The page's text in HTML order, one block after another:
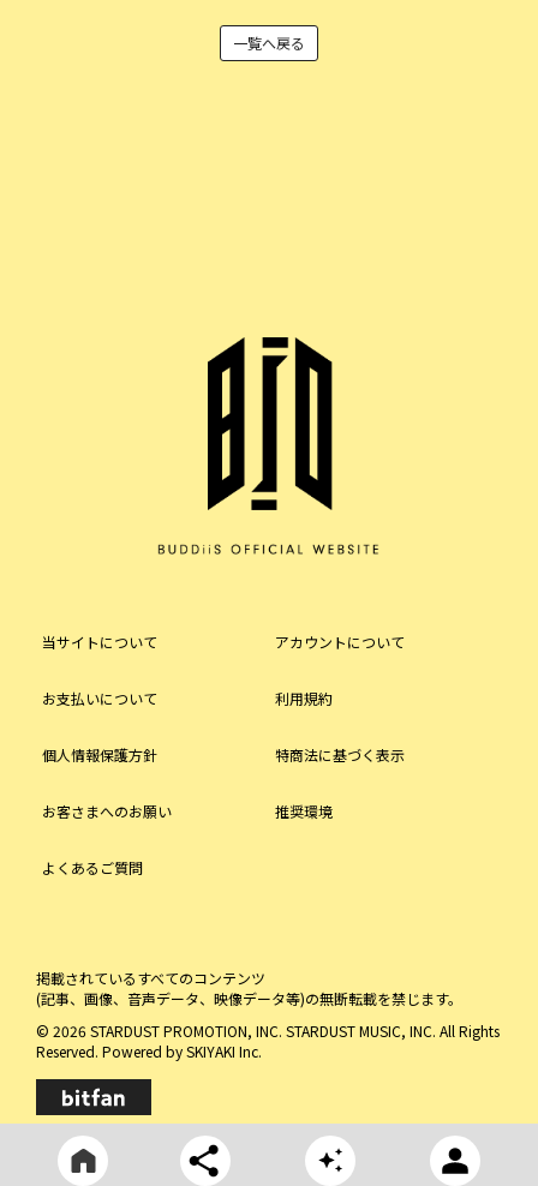
一覧へ戻る
当サイトについて アカウントについて
お支払いについて 利用規約
個人情報保護方針 特商法に基づく表示
お客さまへのお願い 推奨環境
よくあるご質問
掲載されているすべてのコンテンツ
(記事、画像、音声データ、映像データ等)の無断転載を禁じます。
© 2026 STARDUST PROMOTION, INC. STARDUST MUSIC, INC. All Rights
Reserved. Powered bySKIYAKI Inc.